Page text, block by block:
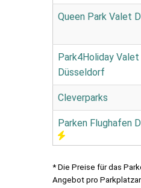
Queen Park Valet
Park4Holiday Valet
Düsseldorf
Cleverparks
Parken Flughafen
* Die Preise für das
Angebot pro